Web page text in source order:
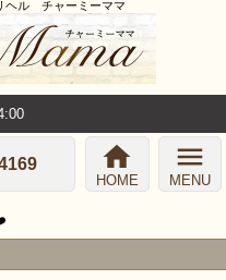
ヘル チャーミーママ
home
HOME
menu
MENU